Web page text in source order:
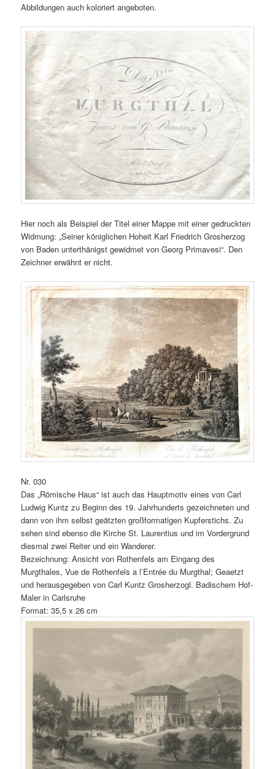
Abbildungen auch koloriert angeboten.
Hier noch als Beispiel der Titel einer Mappe mit einer gedruckten
Widmung: „Seiner königlichen Hoheit Karl Friedrich Grosherzog
von Baden unterthänigst gewidmet von Georg Primavesi“. Den
Zeichner erwähnt er nicht.
Nr. 030
Das „Römische Haus“ ist auch das Hauptmotiv eines von Carl
Ludwig Kuntz zu Beginn des 19. Jahrhunderts gezeichneten und
dann von ihm selbst geätzten großformatigen Kupferstichs. Zu
sehen sind ebenso die Kirche St. Laurentius und im Vordergrund
diesmal zwei Reiter und ein Wanderer.
Bezeichnung: Ansicht von Rothenfels am Eingang des
Murgthales, Vue de Rothenfels a l’Entrée du Murgthal; Geaetzt
und herausgegeben von Carl Kuntz Grosherzogl. Badischem Hof-
Maler in Carlsruhe
Format: 35,5 x 26 cm